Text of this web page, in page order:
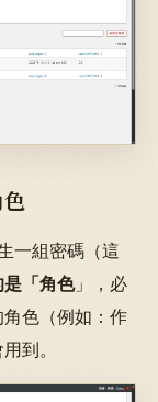
一組密碼（這
「角色」，必
色（例如：作
到。